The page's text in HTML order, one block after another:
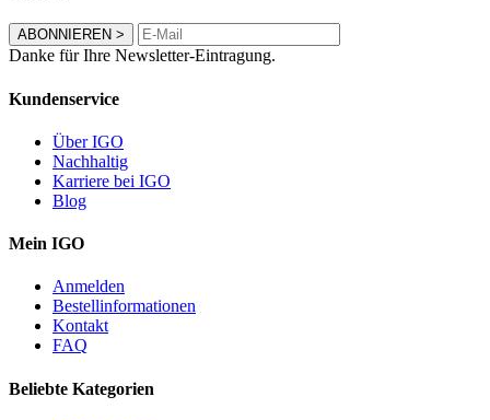
ABONNIEREN >
Danke für Ihre Newsletter-Eintragung.
Kundenservice
Über IGO
Nachhaltig
Karriere bei IGO
Blog
Mein IGO
Anmelden
Bestellinformationen
Kontakt
FAQ
Beliebte Kategorien